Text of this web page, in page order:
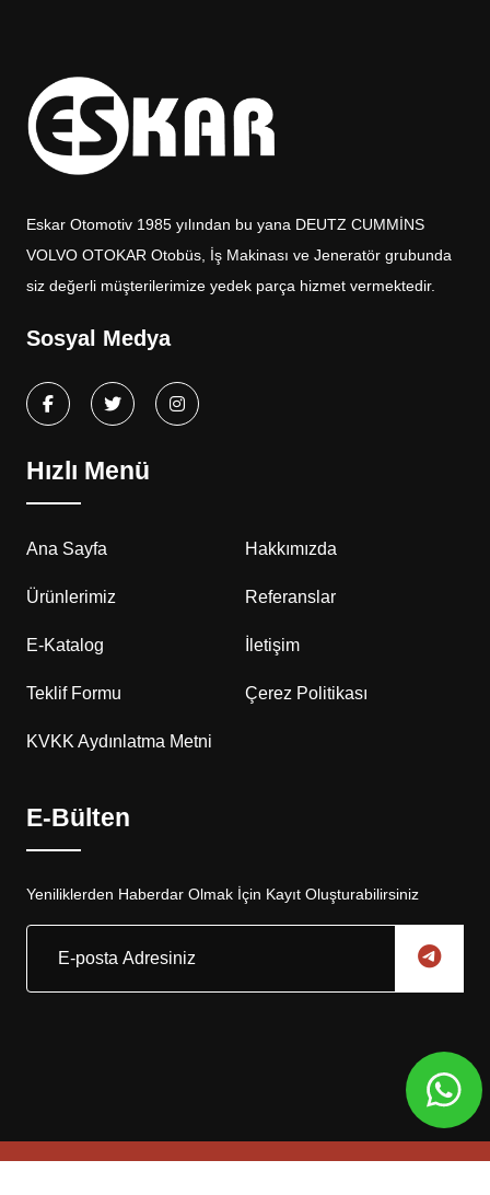
Eskar Otomotiv 1985 yılından bu yana DEUTZ CUMMİNS
VOLVO OTOKAR Otobüs, İş Makinası ve Jeneratör grubunda
siz değerli müşterilerimize yedek parça hizmet vermektedir.
Sosyal Medya
Hızlı Menü
Ana Sayfa Hakkımızda
Ürünlerimiz Referanslar
E-Katalog İletişim
Teklif Formu Çerez Politikası
KVKK Aydınlatma Metni
E-Bülten
Yeniliklerden Haberdar Olmak İçin Kayıt Oluşturabilirsiniz